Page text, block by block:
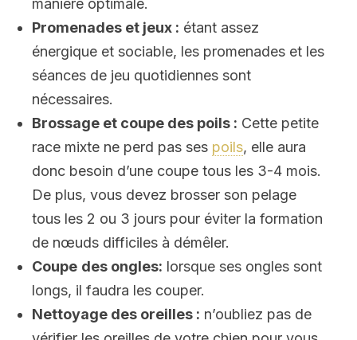
manière optimale.
Promenades et jeux : étant assez
énergique et sociable, les promenades et les
séances de jeu quotidiennes sont
nécessaires.
Brossage et coupe des poils : Cette petite
race mixte ne perd pas ses poils, elle aura
donc besoin d’une coupe tous les 3-4 mois.
De plus, vous devez brosser son pelage
tous les 2 ou 3 jours pour éviter la formation
de nœuds difficiles à démêler.
Coupe des ongles: lorsque ses ongles sont
longs, il faudra les couper.
Nettoyage des oreilles : n’oubliez pas de